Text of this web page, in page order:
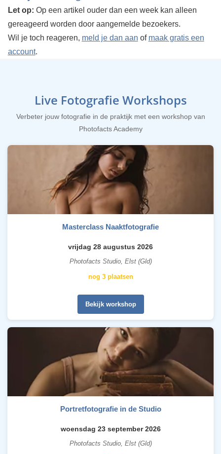
Let op: Op een artikel ouder dan een week kan alleen
gereageerd worden door aangemelde bezoekers.
Wil je toch reageren, meld je dan aan of maak gratis een
account.
Live Fotografie Workshops
Verbeter jouw fotografie in de praktijk met een workshop van
Photofacts Academy
Masterclass Naaktfotografie
vrijdag 28 augustus 2026
Photofacts Studio, Elst (Gld)
nog 3 plaatsen
Bekijk workshop
Portretfotografie in de Studio
woensdag 23 september 2026
Photofacts Studio, Elst (Gld)